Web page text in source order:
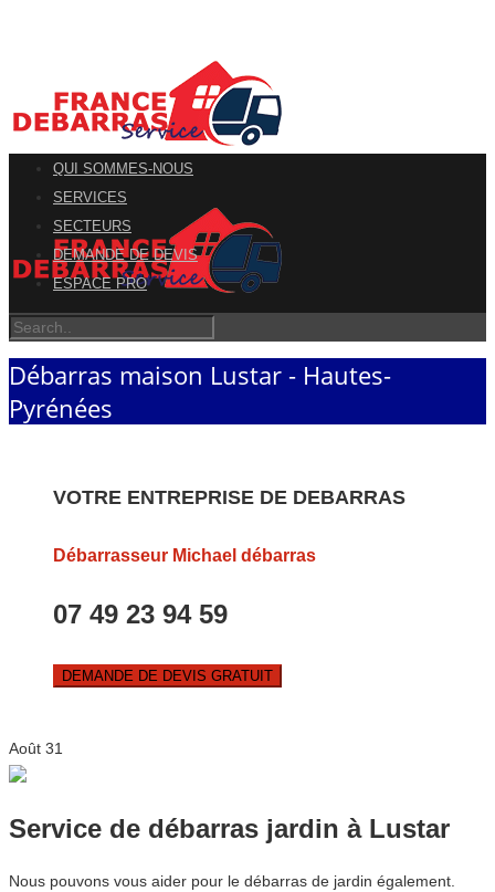
QUI SOMMES-NOUS
SERVICES
SECTEURS
DEMANDE DE DEVIS
ESPACE PRO
Débarras maison Lustar - Hautes-
Pyrénées
VOTRE ENTREPRISE DE DEBARRAS
Débarrasseur Michael débarras
07 49 23 94 59
DEMANDE DE DEVIS GRATUIT
Août 31
Service de débarras jardin à Lustar
Nous pouvons vous aider pour le débarras de jardin également.